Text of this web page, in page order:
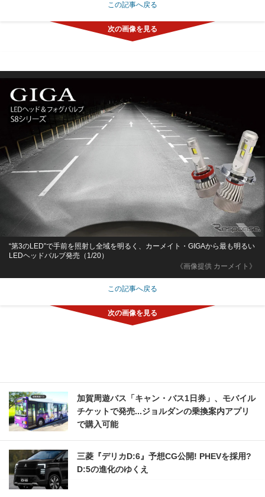
この記事へ戻る
《画像提供 カーメイト》
“第3のLED”で手前を照射し全域を明るく、カーメイト・GIGAから最も明るい
LEDヘッドバルブ発売（1/20）
この記事へ戻る
加賀周遊バス「キャン・バス1日券」、モバイル
チケットで発売...ジョルダンの乗換案内アプリ
で購入可能
三菱『デリカD:6』予想CG公開! PHEVを採用?
D:5の進化のゆくえ